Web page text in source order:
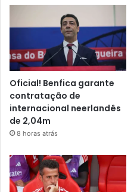
Oficial! Benfica garante
contratação de
internacional neerlandês
de 2,04m
8 horas atrás